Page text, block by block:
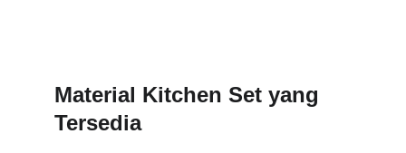
Material Kitchen Set yang
Tersedia